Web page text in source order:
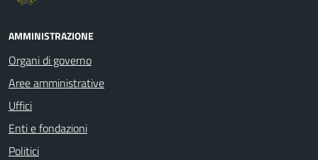
AMMINISTRAZIONE
Organi di governo
Aree amministrative
Uffici
Enti e fondazioni
Politici